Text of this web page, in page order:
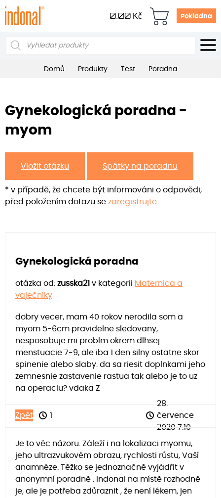
0.00 Kč Pokladna
Products
Domů Produkty Test Poradna
Gynekologická poradna -
myom
Vložit otázku Spátky na poradnu
* v případě, že chcete být informováni o odpovědi,
před položením dotazu se zaregistrujte
Gynekologická poradna
otázka od: zusska21 v kategorii Maternica a
vaječníky
dobry vecer, mam 40 rokov nerodila som a
myom 5-6cm pravidelne sledovany,
nesposobuje mi problm okrem dlhsej
menstuacie 7-9, ale iba 1 den silny ostatne skor
spinenie alebo slaby. da sa riesit doplnkami jeho
zemnesnie zastavenie rastua tak alebo je to uz
na operaciu? vdaka Z
Zpět 1
28.
července
2020 7:10
Je to věc názoru. Záleží i na lokalizaci myomu,
jeho ultrazvukovém obrazu, rychlosti růstu, Vaší
anamnéze. Těžko se jednoznačně vyjádřit v
anonymní poradně . Indonal na místě rozhodně
je, ale je potřeba zdůraznit , že není lékem, jen